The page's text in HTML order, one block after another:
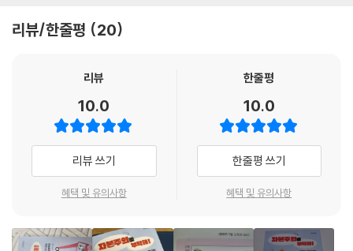
만, 한 번쯤 생각해 볼 문제이기도 합니다. --- p.72~74
경기 침체를 막기 위해 취한 긴급 조치인 재난지원금은 제대로 효과를 보
았을까요? 긴급재난지원금이 지급된 뒤 실제로 소비가 늘어난 것으로 나
타났습니다. 사람들은 식료품 및 음식을 사거나 병원에 가는 등 다양한 분
야에서 소비했지요. 코로나19로 줄어들었던 가계 소비가 전 국민에게 1차
긴급재난지원금이 지급된 5월 이후 회복되기 시작했다는 연구 결과도 있
습니다.
반면 재난지원금의 효과를 반박하는 의견도 있습니다. 재난지원금이 주어
작다는 분석이었습니다. 국내 소비 활성화를 위해 든 돈에 비해 신용카드
를 얻고 풍요로운 삶을 누릴 수 있다’는 말을 들어 왔다. 그런데 아무리 열
워 알고 있던 자본주의의 모습과는 다른 것만 같다. 대체 왜 이런 일이 벌어
해야 한다고 생각하게 되었을까? 오늘날의 분주하고 정신없는 삶은 어디
에서부터 시작되었을까?
『자본주의를 부탁해!』에서는 이러한 질문들에 대한 답을 기본소득을 통해
들여다본다. 청소년의 눈높이에서 그동안 자본주의가 어떻게 변화해 왔는
지를 살펴보고, 어떤 한계점을 보여 주었는지, 다가올 미래에는 어떤 문제
미래의 자본주의의 모습을 예측해 보고, 지금 우리가 함께 고민해 볼 지점
들을 짚어 준다. 이를 통해 앞으로의 우리 삶을 바라보고 이해함으로써 청
리뷰/한줄평 20
리뷰
10.0
리뷰 쓰기
혜택 및 유의사항
한줄평
10.0
한줄평 쓰기
혜택 및 유의사항